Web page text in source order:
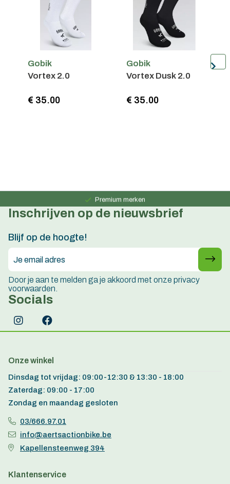
Gobik
Vortex 2.0
€ 35.00
Gobik
Vortex Dusk 2.0
€ 35.00
Premium merken
Persoonlijk advies
Inschrijven op de nieuwsbrief
Blijf op de hoogte!
Door je aan te melden ga je akkoord met onze privacy
voorwaarden.
Socials
Onze winkel
Dinsdag tot vrijdag: 09:00-12:30 & 13:30 - 18:00
Zaterdag: 09:00 - 17:00
Zondag en maandag gesloten
03/666.97.01
info@aertsactionbike.be
Kapellensteenweg 394
Klantenservice